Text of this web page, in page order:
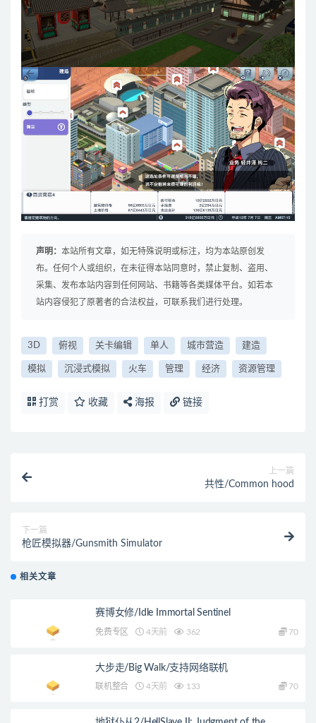
声明： 本站所有文章，如无特殊说明或标注，均为本站原创发
布。任何个人或组织，在未征得本站同意时，禁止复制、盗用、
采集、发布本站内容到任何网站、书籍等各类媒体平台。如若本
站内容侵犯了原著者的合法权益，可联系我们进行处理。
3D 俯视 关卡编辑 单人 城市营造 建造
模拟 沉浸式模拟 火车 管理 经济 资源管理
打赏 收藏 海报 链接
上一篇
共性/Common hood
下一篇
枪匠模拟器/Gunsmith Simulator
相关文章
赛博女修/Idle Immortal Sentinel
免费专区 4天前 362 70
大步走/Big Walk/支持网络联机
联机整合 4天前 133 70